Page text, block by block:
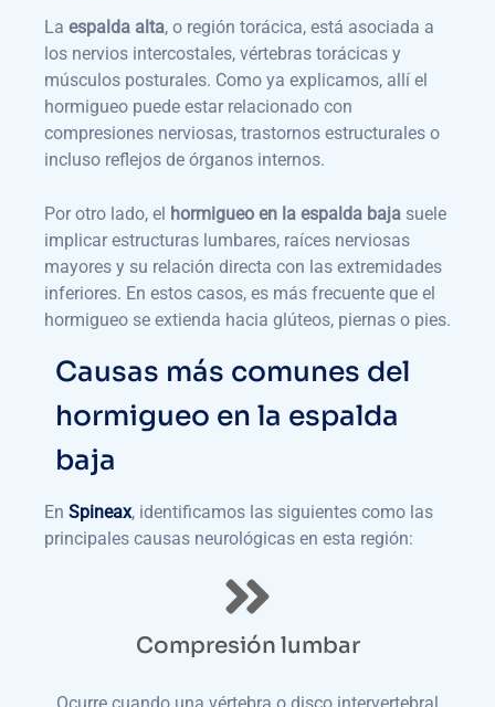
La espalda alta, o región torácica, está asociada a
los nervios intercostales, vértebras torácicas y
músculos posturales. Como ya explicamos, allí el
hormigueo puede estar relacionado con
compresiones nerviosas, trastornos estructurales o
incluso reflejos de órganos internos.
Por otro lado, el hormigueo en la espalda baja suele
implicar estructuras lumbares, raíces nerviosas
mayores y su relación directa con las extremidades
inferiores. En estos casos, es más frecuente que el
hormigueo se extienda hacia glúteos, piernas o pies.
Causas más comunes del
hormigueo en la espalda
baja
En Spineax, identificamos las siguientes como las
principales causas neurológicas en esta región:
Compresión lumbar
Ocurre cuando una vértebra o disco intervertebral